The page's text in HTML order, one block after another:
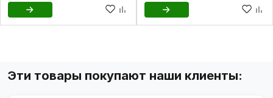
Эти товары покупают наши клиенты: